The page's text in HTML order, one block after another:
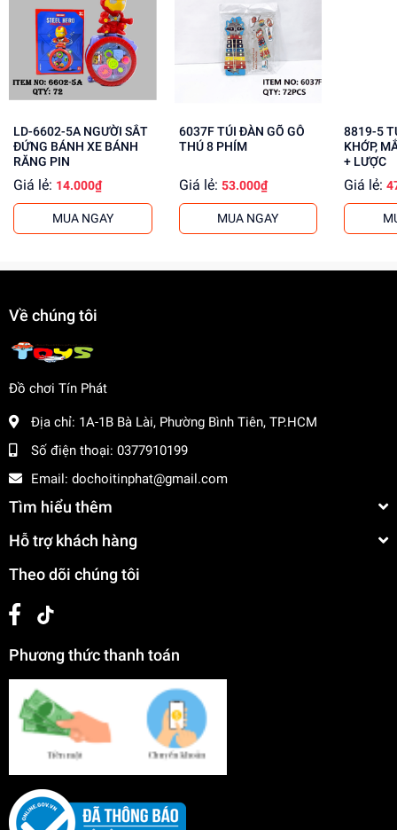
Tăng cường khả năng tập trung, kiên nhẫn
Mua ngay tạidochoitinphat.com
, chúng tôi cung cấp giá sỉ
cho khách buôn. Liên hệ ngay để biết thêm thông tin!
LD-6602-5A NGƯỜI SẮT
ĐỨNG BÁNH XE BÁNH
RĂNG PIN
Giá lẻ: 14.000₫
MUA NGAY
6037F TÚI ĐÀN GÕ GỖ
THÚ 8 PHÍM
Giá lẻ: 53.000₫
MUA NGAY
8819-5 TÚI BABY 1C
KHỚP,
+ LƯỢC
Giá lẻ:
Về chúng tôi
Đồ chơi Tín Phát
Địa chỉ: 1A-1B Bà Lài, Phường Bình Tiên, TP.HCM
Số điện thoại: 0377910199
Email: dochoitinphat@gmail.com
Tìm hiểu thêm
Hỗ trợ khách hàng
Theo dõi chúng tôi
Phương thức thanh toán